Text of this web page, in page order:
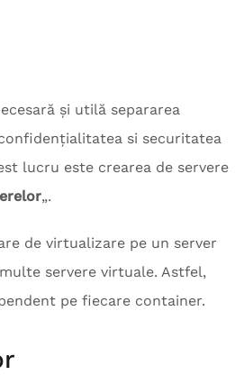
și utilă separarea
si securitatea
lucru este crearea de servere
„.
de virtualizare pe un server
servere virtuale. Astfel,
pe fiecare container.